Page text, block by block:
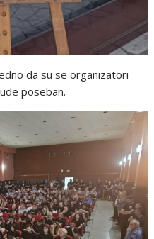
da su se organizatori
poseban.